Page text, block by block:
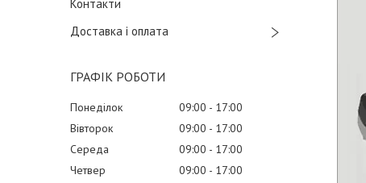
Контакти
Доставка і оплата
ГРАФІК РОБОТИ
Понеділок 09:00
17:00
Вівторок
09:00
17:00
Середа
09:00
17:00
Четвер
09:00
17:00